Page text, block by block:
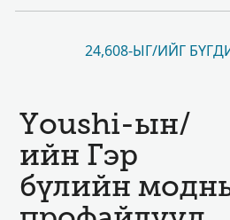
24,608-ЫГ/ИЙГ
Youshi-ын/
ийн Гэр
бүлийн